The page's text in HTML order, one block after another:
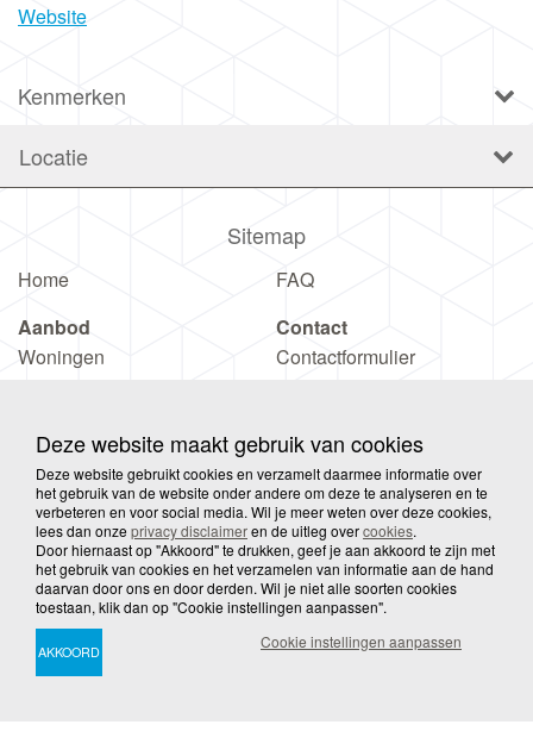
Deze website maakt gebruik van cookies
Deze website gebruikt cookies en verzamelt daarmee informatie over
het gebruik van de website onder andere om deze te analyseren en te
verbeteren en voor social media. Wil je meer weten over deze cookies,
lees dan onzeprivacy disclaimeren de uitleg overcookies.
Door hiernaast op "Akkoord" te drukken, geef je aan akkoord te zijn met
het gebruik van cookies en het verzamelen van informatie aan de hand
daarvan door ons en door derden. Wil je niet alle soorten cookies
toestaan, klik dan op "Cookie instellingen aanpassen".
Cookie instellingen aanpassen
Website
Kenmerken
Locatie
Sitemap
Home
Aanbod
Woningen
FAQ
Contact
Contactformulier
© 2026 Wooove Privacy Disclaimer Sitemap
Cookies